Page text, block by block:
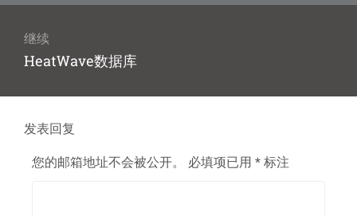
航文
继续
下
文
章：
HeatWave数据库
发表回复
您的邮箱地址不会被公开。 必填项已用 * 标注